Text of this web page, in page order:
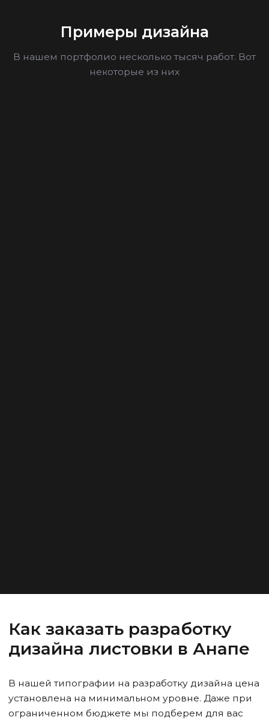
Примеры дизайна
В нашем портфолио несколько тысяч работ. Вот
некоторые из них
Как заказать разработку
дизайна листовки в Анапе
В нашей типографии на разработку дизайна цена
установлена на минимальном уровне. Даже при
ограниченном бюджете мы подберем для вас